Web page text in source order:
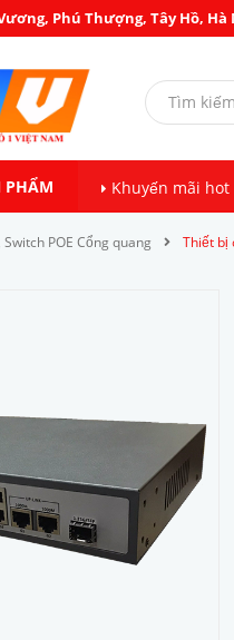
Phú Thượng, Tây Hồ, Hà
PHẨM Khuyến mãi hot
POE Cổng quang Thiết bị